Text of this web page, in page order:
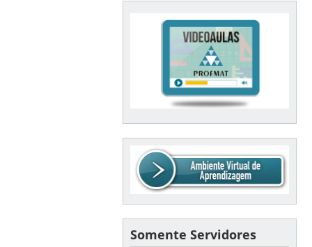
Somente Servidores